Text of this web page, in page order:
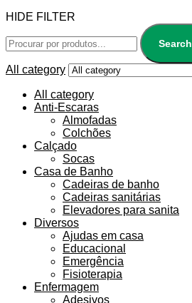
HIDE FILTER
Search
All category
All category
Anti-Escaras
Almofadas
Colchões
Calçado
Socas
Casa de Banho
Cadeiras de banho
Cadeiras sanitárias
Elevadores para sanita
Diversos
Ajudas em casa
Educacional
Emergência
Fisioterapia
Enfermagem
Adesivos